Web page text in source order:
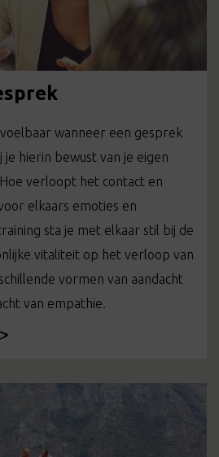
wanneer een gesprek
hierin bewust van je eigen
verloopt het contact en
elkaars emoties en
sta je met elkaar stil bij de
vitaliteit op het verloop van
vormen van aandacht
van empathie.